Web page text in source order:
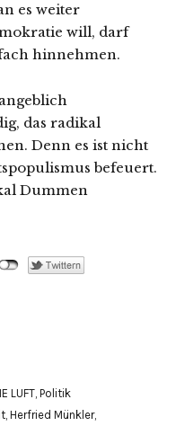
es weiter
will, darf
hinnehmen.
das radikal
Denn es ist nicht
befeuert.
Dummen
LUFT, Politik
Herfried Münkler,